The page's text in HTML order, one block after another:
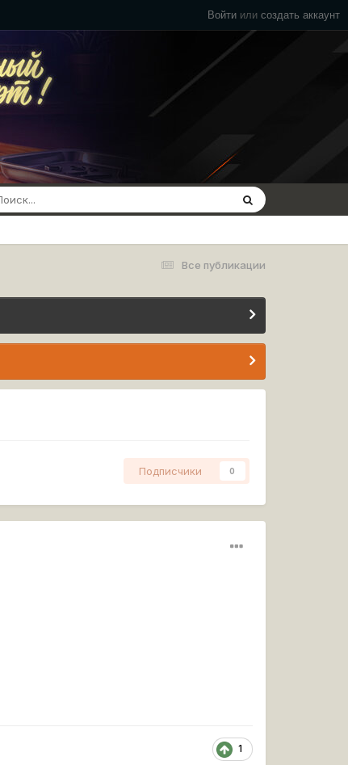
Войти или создать аккаунт
Все публикации
Подписчики 0
1